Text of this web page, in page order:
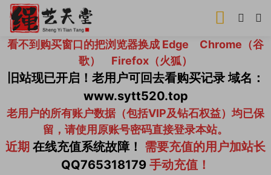
看不到购买窗口的把浏览器换成 Edge Chrome（谷
歌） Firefox（火狐）
旧站现已开启！老用户可回去看购买记录 域名：
www.sytt520.top
老用户的所有账户数据（包括VIP及钻石权益）均已保
留，请使用原账号密码直接登录本站。
近期 在线充值系统故障！ 需要充值的用户加站长
QQ765318179 手动充值！